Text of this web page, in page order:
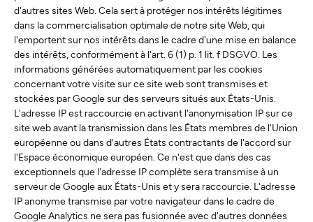
d'autres sites Web. Cela sert à protéger nos intérêts légitimes
dans la commercialisation optimale de notre site Web, qui
l'emportent sur nos intérêts dans le cadre d'une mise en balance
des intérêts, conformément à l'art. 6 (1) p. 1 lit. f DSGVO. Les
informations générées automatiquement par les cookies
concernant votre visite sur ce site web sont transmises et
stockées par Google sur des serveurs situés aux États-Unis.
L'adresse IP est raccourcie en activant l'anonymisation IP sur ce
site web avant la transmission dans les États membres de l'Union
européenne ou dans d'autres États contractants de l'accord sur
l'Espace économique européen. Ce n'est que dans des cas
exceptionnels que l'adresse IP complète sera transmise à un
serveur de Google aux États-Unis et y sera raccourcie. L'adresse
IP anonyme transmise par votre navigateur dans le cadre de
Google Analytics ne sera pas fusionnée avec d'autres données